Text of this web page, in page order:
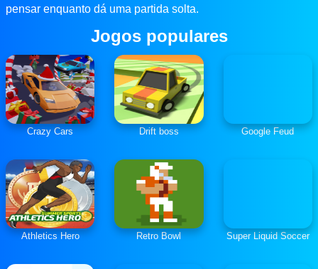
pensar enquanto dá uma partida solta.
Jogos populares
Crazy Cars Drift boss Google Feud
Athletics Hero Retro Bowl Super Liquid Soccer